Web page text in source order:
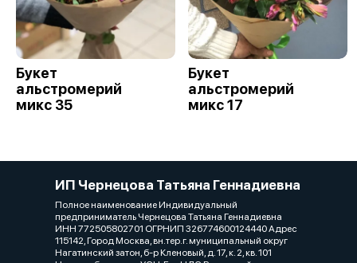
Букет
альстромерий
микс 35
Букет
альстромерий
микс 17
ИП Чернецова Татьяна Геннадиевна
Полное наименование Индивидуальный
предприниматель Чернецова Татьяна Геннадиевна
ИНН 772505802701 ОГРНИП 326774600124440 Адрес
115142, Город Москва, вн.тер.г. муниципальный округ
Нагатинский затон, б-р Кленовый, д. 17, к. 2, кв. 101